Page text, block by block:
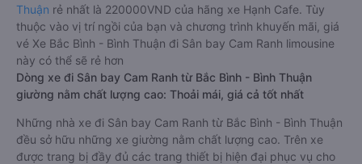
Thuận rẻ nhất là 220000VND của hãng xe Hạnh Cafe. Tùy
thuộc vào vị trí ngồi của bạn và chương trình khuyến mãi, giá
vé Xe Bắc Bình - Bình Thuận đi Sân bay Cam Ranh limousine
này có thể sẽ rẻ hơn
Dòng xe đi Sân bay Cam Ranh từ Bắc Bình - Bình Thuận
giường nằm chất lượng cao: Thoải mái, giá cả tốt nhất
Những nhà xe đi Sân bay Cam Ranh từ Bắc Bình - Bình Thuận
đều sở hữu những xe giường nằm chất lượng cao. Trên xe
được trang bị đầy đủ các trang thiết bị hiện đại phục vụ cho